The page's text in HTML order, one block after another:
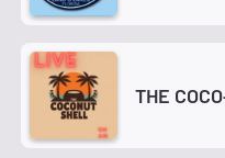
THE